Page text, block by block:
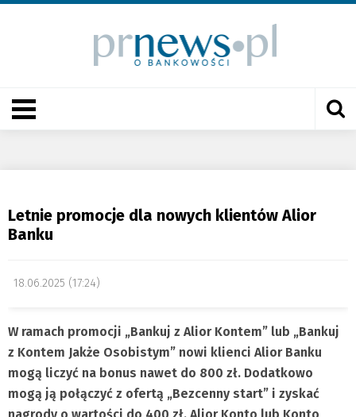
Letnie promocje dla nowych klientów Alior
Banku
18.06.2025 (17:24)
W ramach promocji „Bankuj z Alior Kontem” lub „Bankuj
z Kontem Jakże Osobistym” nowi klienci Alior Banku
mogą liczyć na bonus nawet do 800 zł. Dodatkowo
mogą ją połączyć z ofertą „Bezcenny start” i zyskać